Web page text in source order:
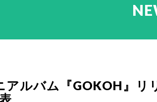
ルバム『GOKOH』リ